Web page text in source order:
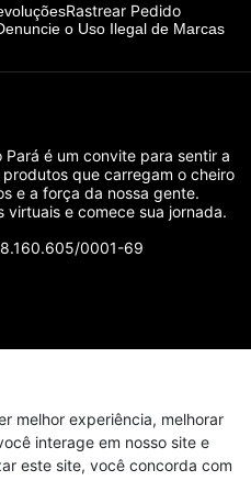
melhor experiência, melhorar
interage em nosso site e
este site, você concorda com
Rastrear Pedido
o Uso Ilegal de Marcas
é um convite para sentir a
que carregam o cheiro
e a força da nossa gente.
virtuais e comece sua jornada.
0001-69